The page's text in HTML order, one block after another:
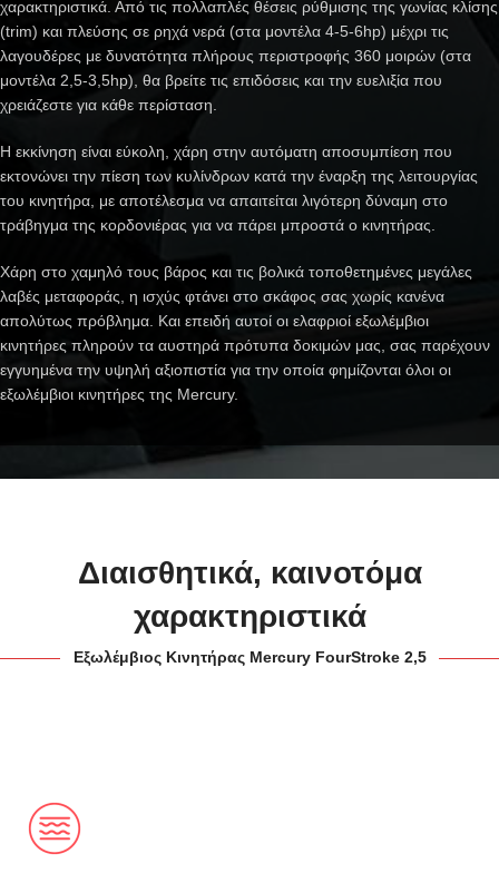
χαρακτηριστικά. Από τις πολλαπλές θέσεις ρύθμισης της γωνίας κλίσης
(trim) και πλεύσης σε ρηχά νερά (στα μοντέλα 4-5-6hp) μέχρι τις
λαγουδέρες με δυνατότητα πλήρους περιστροφής 360 μοιρών (στα
μοντέλα 2,5-3,5hp), θα βρείτε τις επιδόσεις και την ευελιξία που
χρειάζεστε για κάθε περίσταση.
Η εκκίνηση είναι εύκολη, χάρη στην αυτόματη αποσυμπίεση που
εκτονώνει την πίεση των κυλίνδρων κατά την έναρξη της λειτουργίας
του κινητήρα, με αποτέλεσμα να απαιτείται λιγότερη δύναμη στο
τράβηγμα της κορδονιέρας για να πάρει μπροστά ο κινητήρας.
Χάρη στο χαμηλό τους βάρος και τις βολικά τοποθετημένες μεγάλες
λαβές μεταφοράς, η ισχύς φτάνει στο σκάφος σας χωρίς κανένα
απολύτως πρόβλημα. Και επειδή αυτοί οι ελαφριοί εξωλέμβιοι
κινητήρες πληρούν τα αυστηρά πρότυπα δοκιμών μας, σας παρέχουν
εγγυημένα την υψηλή αξιοπιστία για την οποία φημίζονται όλοι οι
εξωλέμβιοι κινητήρες της Mercury.
Διαισθητικά, καινοτόμα
χαρακτηριστικά
Εξωλέμβιος Κινητήρας Mercury FourStroke 2,5